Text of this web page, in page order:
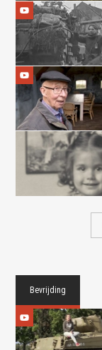
Bevrijding